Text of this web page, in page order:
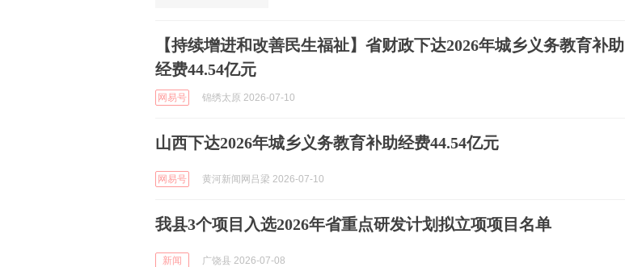
【持续增进和改善民生福祉】省财政下达2026年城乡义务教育补助
经费44.54亿元
网易号 锦绣太原 2026-07-10
山西下达2026年城乡义务教育补助经费44.54亿元
网易号 黄河新闻网吕梁 2026-07-10
我县3个项目入选2026年省重点研发计划拟立项项目名单
新闻 广饶县 2026-07-08